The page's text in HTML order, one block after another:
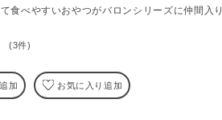
食べやすいおやつがバロンシリーズに仲間入り
(3件)
加 お気に入り追加